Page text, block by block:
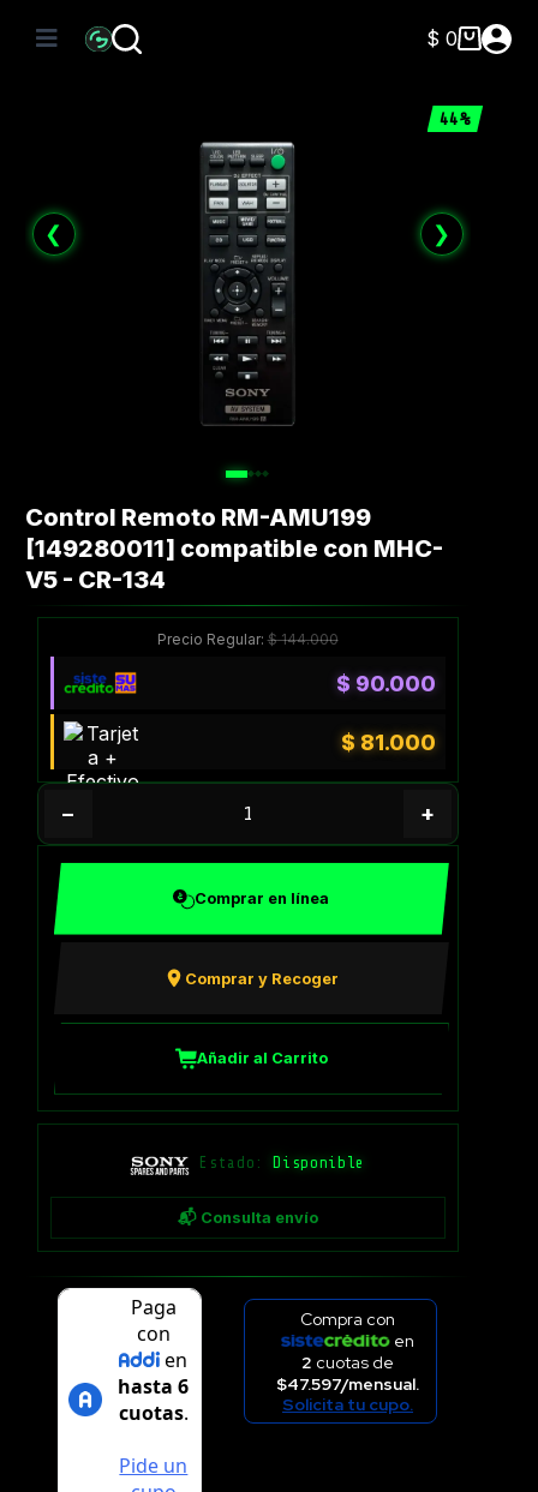
Carro
$ 0
44%
❮ ❯
Control Remoto RM-AMU199
[149280011] compatible con MHC-
V5 - CR-134
Precio Regular:$144.000
$ 90.000
$ 81.000
− +
Comprar en línea
Comprar y Recoger
Añadir al Carrito
Estado: Disponible
📬 Consulta envío
Compra con
en
2 cuotas de
$47.597/mensual.
Solicita tu cupo.